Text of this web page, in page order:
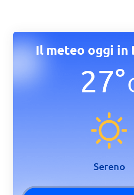
Il meteo oggi in
27°
Sereno